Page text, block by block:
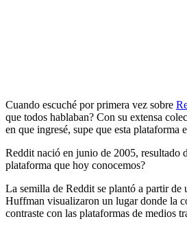
Cuando escuché por primera vez sobre
que todos hablaban? Con su extensa
en que ingresé, supe que esta
Reddit nació en junio de 2005, resultado
plataforma que hoy conocemos?
La semilla de Reddit se plantó a partir de
Huffman visualizaron un lugar donde la
contraste con las plataformas de medios